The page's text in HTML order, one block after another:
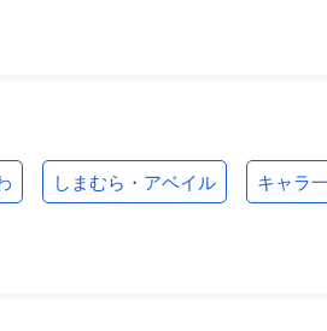
しまむら・アベイル キャラ